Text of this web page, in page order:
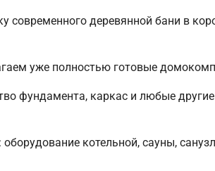
деревянной бани в
уже полностью готовые
фундамента, каркас и любые
котельной, сауны,